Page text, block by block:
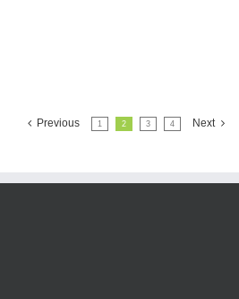
Previous 1 2 3 4 Next